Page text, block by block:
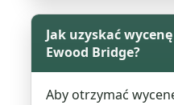
Jak uzyskać
Ewood Bridge?
Aby otrzymać